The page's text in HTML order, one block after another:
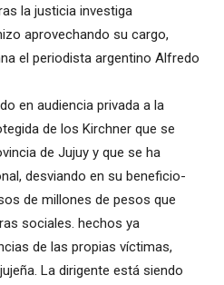
la justicia investiga
aprovechando su cargo,
el periodista argentino Alfredo
en audiencia privada a la
de los Kirchner que se
de Jujuy y que se ha
desviando en su beneficio-
de millones de pesos que
sociales. hechos ya
de las propias víctimas,
La dirigente está siendo